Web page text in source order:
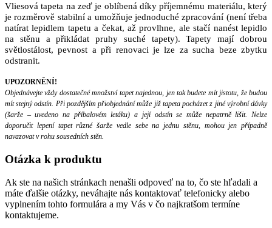
Vliesová tapeta na zeď je oblíbená díky příjemnému materiálu, který
je rozměrově stabilní a umožňuje jednoduché zpracování (není třeba
natírat lepidlem tapetu a čekat, až provlhne, ale stačí nanést lepidlo
na stěnu a přikládat pruhy suché tapety). Tapety mají dobrou
světlostálost, pevnost a při renovaci je lze za sucha beze zbytku
odstranit.
UPOZORNĚNÍ!
Objednávejte vždy dostatečné množství tapet najednou, jen tak budete mít jistotu, že budou
mít stejný odstín. Při pozdějším přiobjednání může již tapeta pocházet z jiné výrobní dávky
(šarže – uvedeno na příbalovém letáku) a její odstín se může nepatrně lišit. Nelze
doporučit lepení tapet různé šarže vedle sebe na jednu stěnu, mohou jen případně
navazovat v rohu sousedních stěn.
Otázka k produktu
Ak ste na našich stránkach nenašli odpoveď na to, čo ste hľadali a
máte ďalšie otázky, neváhajte nás kontaktovať telefonicky alebo
vyplnením tohto formulára a my Vás v čo najkratšom termíne
kontaktujeme.